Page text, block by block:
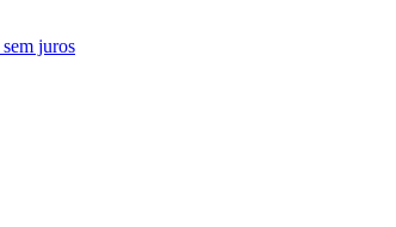
sem juros